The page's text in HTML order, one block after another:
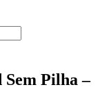
Pilha –